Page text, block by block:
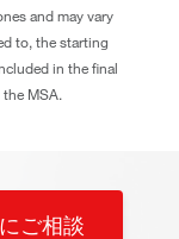
and may vary
to, the starting
in the final
MSA.
ご相談